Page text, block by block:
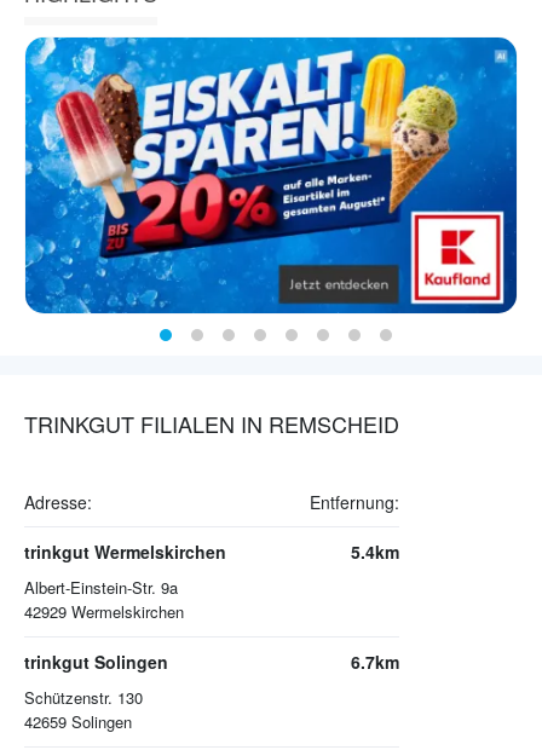
TRINKGUT FILIALEN IN REMSCHEID
Adresse: Entfernung:
trinkgut Wermelskirchen
Albert-Einstein-Str. 9a
42929 Wermelskirchen
5.4km
trinkgut Solingen
Schützenstr. 130
42659 Solingen
6.7km